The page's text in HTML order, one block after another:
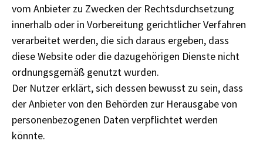
vom Anbieter zu Zwecken der Rechtsdurchsetzung
innerhalb oder in Vorbereitung gerichtlicher Verfahren
verarbeitet werden, die sich daraus ergeben, dass
diese Website oder die dazugehörigen Dienste nicht
ordnungsgemäß genutzt wurden.
Der Nutzer erklärt, sich dessen bewusst zu sein, dass
der Anbieter von den Behörden zur Herausgabe von
personenbezogenen Daten verpflichtet werden
könnte.